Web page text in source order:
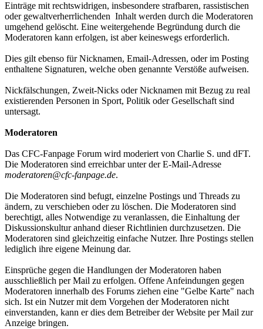
Einträge mit rechtswidrigen, insbesondere strafbaren, rassistischen
oder gewaltverherrlichenden Inhalt werden durch die Moderatoren
umgehend gelöscht. Eine weitergehende Begründung durch die
Moderatoren kann erfolgen, ist aber keineswegs erforderlich.
Dies gilt ebenso für Nicknamen, Email-Adressen, oder im Posting
enthaltene Signaturen, welche oben genannte Verstöße aufweisen.
Nickfälschungen, Zweit-Nicks oder Nicknamen mit Bezug zu real
existierenden Personen in Sport, Politik oder Gesellschaft sind
untersagt.
Moderatoren
Das CFC-Fanpage Forum wird moderiert von Charlie S. und dFT.
Die Moderatoren sind erreichbar unter der E-Mail-Adresse
moderatoren@cfc-fanpage.de.
Die Moderatoren sind befugt, einzelne Postings und Threads zu
ändern, zu verschieben oder zu löschen. Die Moderatoren sind
berechtigt, alles Notwendige zu veranlassen, die Einhaltung der
Diskussionskultur anhand dieser Richtlinien durchzusetzen. Die
Moderatoren sind gleichzeitig einfache Nutzer. Ihre Postings stellen
lediglich ihre eigene Meinung dar.
Einsprüche gegen die Handlungen der Moderatoren haben
ausschließlich per Mail zu erfolgen. Offene Anfeindungen gegen
Moderatoren innerhalb des Forums ziehen eine "Gelbe Karte" nach
sich. Ist ein Nutzer mit dem Vorgehen der Moderatoren nicht
einverstanden, kann er dies dem Betreiber der Website per Mail zur
Anzeige bringen.